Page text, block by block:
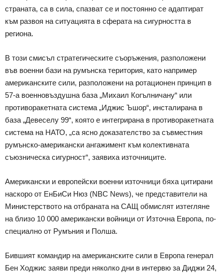
страната, са в сила, спазват се и постоянно се адаптират
към развоя на ситуацията в сферата на сигурността в
региона.
В този смисъл стратегическите съоръжения, разположени
във военни бази на румънска територия, като например
американските сили, разположени на ротационен принцип в
57-а военновъздушна база „Михаил Когълничану“ или
противоракетната система „Иджис Ъшор“, инсталирана в
база „Девеселу 99“, която е интегрирана в противоракетната
система на НАТО, „са ясно доказателство за съвместния
румънско-американски ангажимент към колективната
съюзническа сигурност“, заявиха източниците.
Американски и европейски военни източници бяха цитирани
наскоро от ЕнБиСи Нюз (NBC News), че представители на
Министерството на отбраната на САЩ обмислят изтегляне
на близо 10 000 американски войници от Източна Европа, по-
специално от Румъния и Полша.
Бившият командир на американските сили в Европа генерал
Бен Ходжис заяви преди няколко дни в интервю за Диджи 24,